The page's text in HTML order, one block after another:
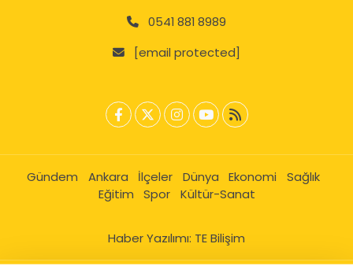
0541 881 8989
[email protected]
Gündem Ankara İlçeler Dünya Ekonomi
Sağlık
Eğitim
Spor Kültür-Sanat
Haber Yazılımı: TE Bilişim